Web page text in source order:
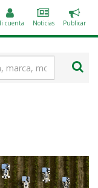
cuenta Noticias
un
Publicar